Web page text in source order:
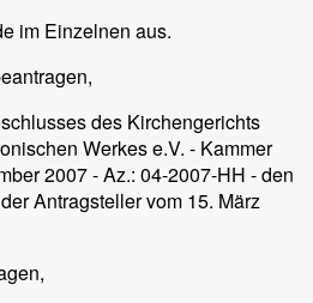
im Einzelnen aus.
des Kirchengerichts
Werkes e.V. - Kammer
2007 - Az.: 04-2007-HH - den
Antragsteller vom 15. März